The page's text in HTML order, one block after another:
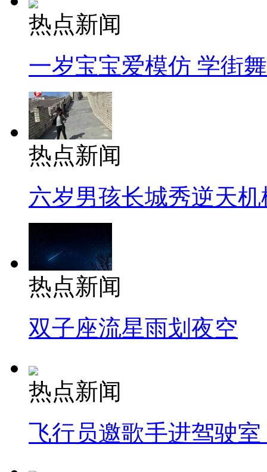
热点新闻
一岁宝宝爱模仿 学街
热点新闻
六岁男孩长城秀逆天机
热点新闻
双子座流星雨划夜空
热点新闻
飞行员邀歌手进驾驶